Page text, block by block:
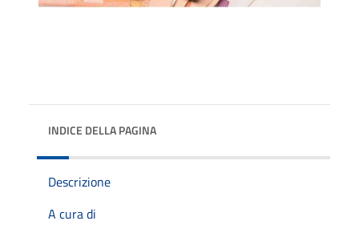
INDICE DELLA PAGINA
Descrizione
A cura di